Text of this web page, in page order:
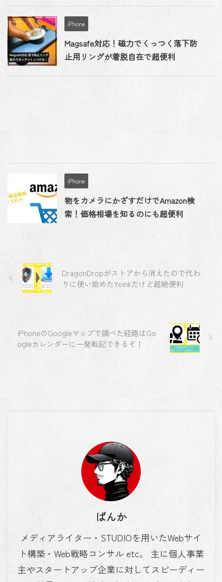
iPhone
Magsafe対応！磁力でくっつく落下防
止用リングが着脱自在で超便利
iPhone
物をカメラにかざすだけでAmazon検
索！価格相場を知るのにも超便利
DragonDropがストアから消えたので代わ
りに使い始めたYoinkだけど超絶便利
iPhoneのGoogleマップで調べた経路はGo
ogleカレンダーに一発転記できるぞ！
ばんか
メディアライター・STUDIOを用いたWebサイ
ト構築・Web戦略コンサル etc。 主に個人事業
主やスタートアップ企業に対してスピーディー